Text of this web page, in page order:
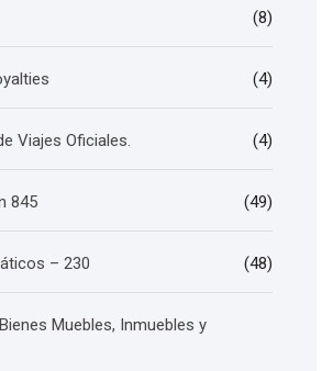
(8)
(4)
Viajes Oficiales. (4)
845 (49)
– 230 (48)
Muebles, Inmuebles y